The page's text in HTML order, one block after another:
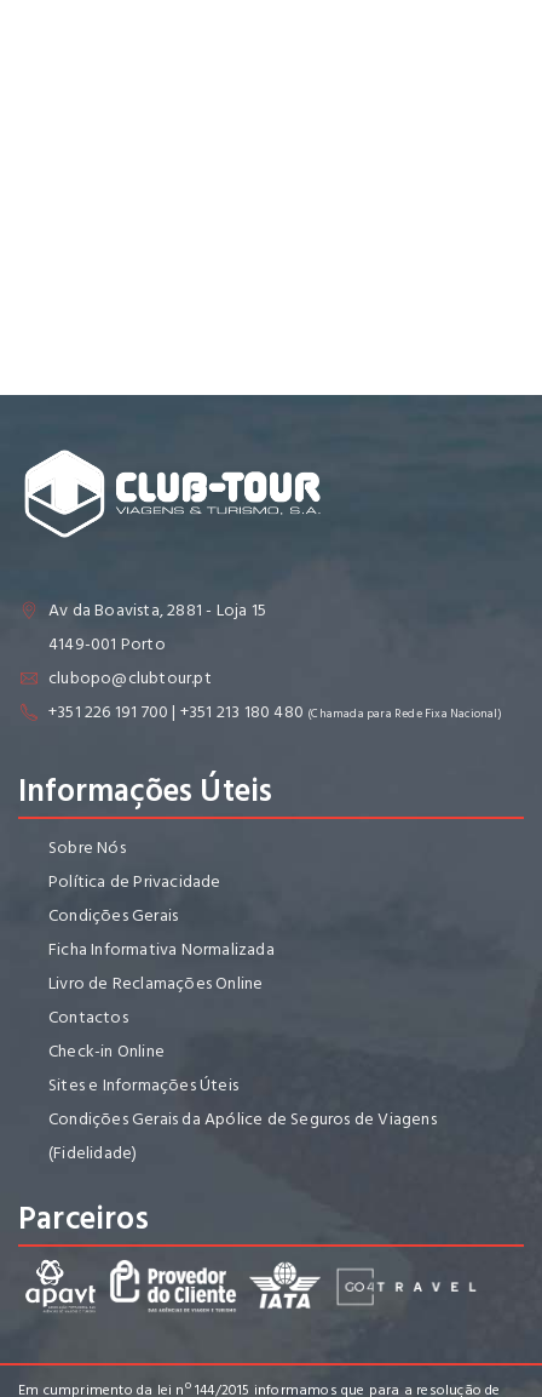
Av da Boavista, 2881 - Loja 15
4149-001 Porto
clubopo@clubtour.pt
+351 226 191 700 | +351 213 180 480 (Chamada para Rede Fixa Nacional)
Informações Úteis
Sobre Nós
Política de Privacidade
Condições Gerais
Ficha Informativa Normalizada
Livro de Reclamações Online
Contactos
Check-in Online
Sites e Informações Úteis
Condições Gerais da Apólice de Seguros de Viagens
(Fidelidade)
Parceiros
Em cumprimento da lei nº 144/2015 informamos que para a resolução de